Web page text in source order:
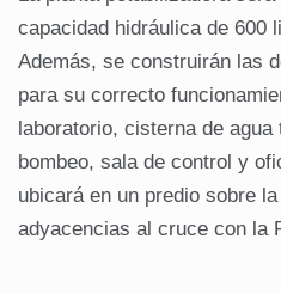
capacidad hidráulica de 600
Además, se construirán las
para su correcto
laboratorio, cisterna de
bombeo, sala de control y
ubicará en un predio sobre
adyacencias al cruce con la